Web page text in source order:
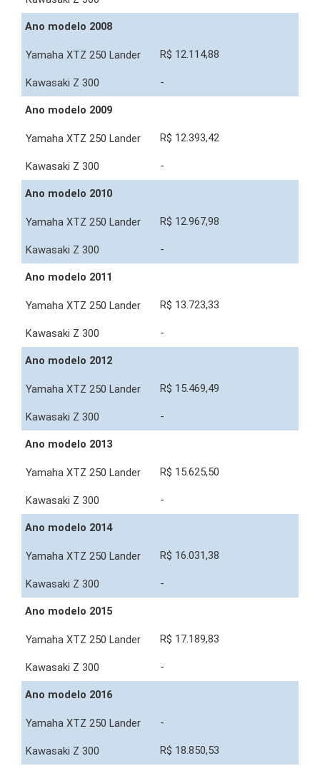
Ano modelo 2008
R$ 12.114,88
-
Ano modelo 2009
R$ 12.393,42
-
Ano modelo 2010
R$ 12.967,98
-
Ano modelo 2011
R$ 13.723,33
-
Ano modelo 2012
R$ 15.469,49
-
Ano modelo 2013
R$ 15.625,50
-
Ano modelo 2014
R$ 16.031,38
-
Ano modelo 2015
R$ 17.189,83
-
Ano modelo 2016
-
R$ 18.850,53